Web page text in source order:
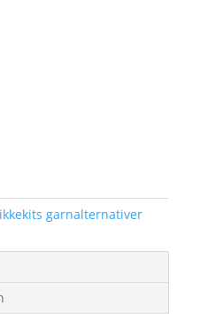
garnalternativer